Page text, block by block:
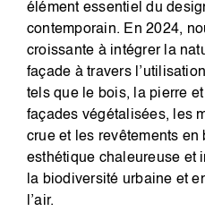
élément essentiel du
contemporain. En 2024,
croissante à intégrer la
façade à travers
tels que le bois, la pierre
façades végétalisées, les
crue et les revêtements
esthétique chaleureuse et
la biodiversité urbaine et
l’air.